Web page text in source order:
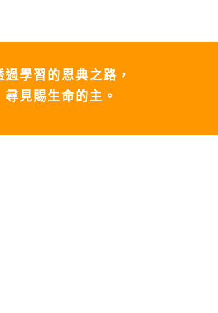
過學習的恩典之路，
尋見賜生命的主。